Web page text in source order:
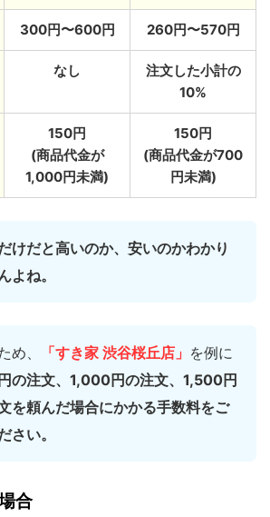
300円〜600円 260円〜570円
なし
注文した小計の
10%
150円
(商品代金が
1,000円未満)
150円
(商品代金が700
円未満)
けだと高いのか、安いのかわかり
よね。
め、 「すき家 渋谷桜丘店」 を例に
の注文、1,000円の注文、1,500円
を頼んだ場合にかかる手数料をご
さい。
合